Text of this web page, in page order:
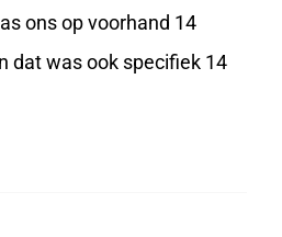
ons op voorhand 14
dat was ook specifiek 14